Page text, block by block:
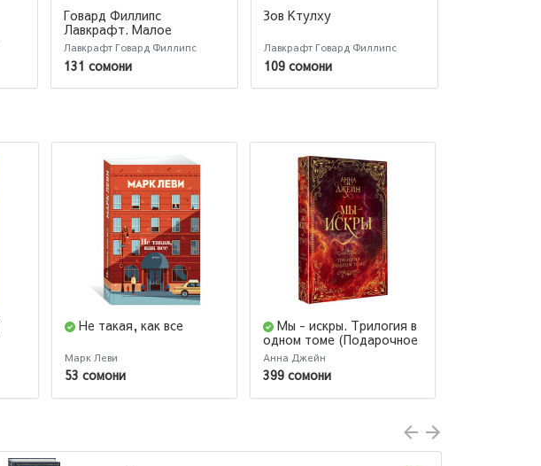
Говард Филлипс
Лавкрафт. Малое
собрание сочинений
Лавкрафт Говард Филлипс
131 сомони
Зов Ктулху
Лавкрафт Говард Филлипс
109 сомони
Не такая, как все
Марк Леви
53 сомони
Мы - искры. Трилогия в
одном томе (Подарочное
издание)
Анна Джейн
399 сомони